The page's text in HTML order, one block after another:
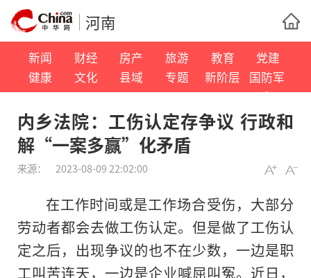
河南
新闻 财经 房产 旅游 教育
党建
健康
文化 县域 专题 新阶层
国防军
事
内乡法院：工伤认定存争议 行政和
解“一案多赢”化矛盾
来源： 2023-08-09 22:02:00
在工作时间或是工作场合受伤，大部分
劳动者都会去做工伤认定。但是做了工伤认
定之后，出现争议的也不在少数，一边是职
工叫苦连天，一边是企业喊屈叫冤。近日，